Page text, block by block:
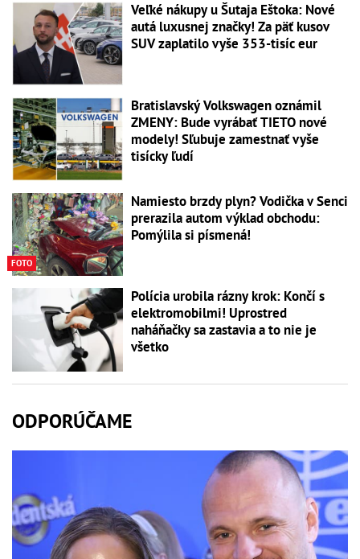
Veľké nákupy u Šutaja Eštoka: Nové
autá luxusnej značky! Za päť kusov
SUV zaplatilo vyše 353-tisíc eur
Bratislavský Volkswagen oznámil
ZMENY: Bude vyrábať TIETO nové
modely! Sľubuje zamestnať vyše
tisícky ľudí
FOTO
Namiesto brzdy plyn? Vodička v Senci
prerazila autom výklad obchodu:
Pomýlila si písmená!
Polícia urobila rázny krok: Končí s
elektromobilmi! Uprostred
naháňačky sa zastavia a to nie je
všetko
ODPORÚČAME